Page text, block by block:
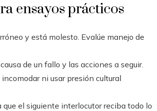
ensayos prácticos
y está molesto. Evalúe manejo de
de un fallo y las acciones a seguir.
ni usar presión cultural
el siguiente interlocutor reciba todo lo